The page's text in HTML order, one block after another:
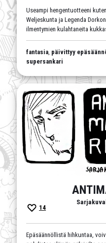
Useampi hengentuotteeni
Weljeskunta ja Legenda
ilmentymien kulahtaneita
fantasia, päivittyy
supersankari
14
Epäsäännöllistä hihkuntaa,